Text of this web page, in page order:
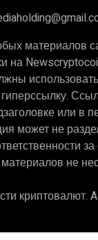
материалов
на
или в
может не
не
криптовалют.